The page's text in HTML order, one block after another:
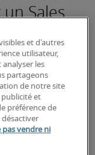
Sales
de vente
de
de base de
et d'autres
utilisateur,
analyser les
partageons
de notre site
publicité et
préférence de
désactiver
pas vendre ni